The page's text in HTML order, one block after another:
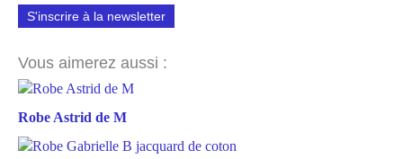
S'inscrire à la newsletter
Vous aimerez aussi :
Robe Astrid de M